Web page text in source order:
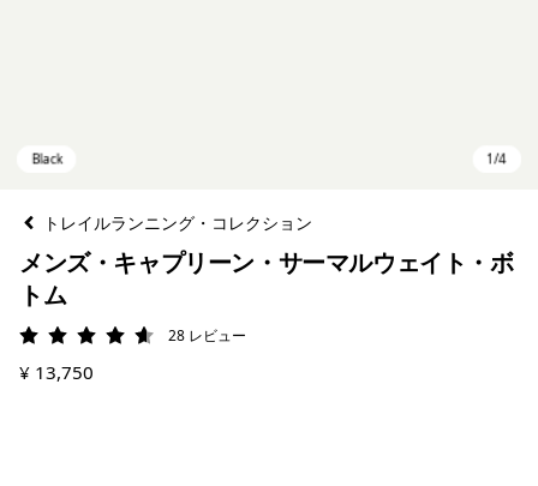
トレイルランニング・コレクション
メンズ・キャプリーン・サーマルウェイト・ボ
トム
評価: 4.6 / 5
28 レビュー
¥ 13,750